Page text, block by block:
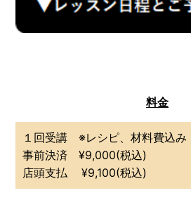
料金
１回受講 ※レシピ、材料費込み
事前決済 ¥9,000(税込)
店頭支払 ¥9,100(税込)